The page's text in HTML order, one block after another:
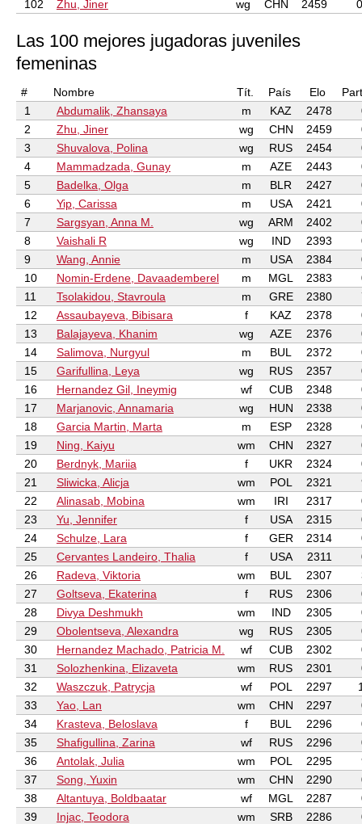
102 Zhu, Jiner wg CHN 2459 0
Las 100 mejores jugadoras juveniles
femeninas
# Nombre Tít. País Elo
1
Abdumalik, Zhansaya m KAZ 2478
2
Zhu, Jiner wg CHN 2459
3
Shuvalova, Polina wg RUS 2454
4
Mammadzada, Gunay m AZE 2443
5
Badelka, Olga m BLR 2427
6
Yip, Carissa m USA 2421
7
Sargsyan, Anna M. wg ARM 2402
8
Vaishali R wg IND 2393
9
Wang, Annie m USA 2384
10
Nomin-Erdene, Davaademberel m MGL 2383
11
Tsolakidou, Stavroula m GRE 2380
12
Assaubayeva, Bibisara f KAZ 2378
13
Balajayeva, Khanim wg AZE 2376
14
Salimova, Nurgyul m BUL 2372
15
Garifullina, Leya wg RUS 2357
16
Hernandez Gil, Ineymig wf CUB 2348
17
Marjanovic, Annamaria wg HUN 2338
18
Garcia Martin, Marta m ESP 2328
19
Ning, Kaiyu wm CHN 2327
20
Berdnyk, Mariia f UKR 2324
21
Sliwicka, Alicja wm POL 2321
22
Alinasab, Mobina wm IRI 2317
23
Yu, Jennifer f USA 2315
24
Schulze, Lara f GER 2314
25
Cervantes Landeiro, Thalia f USA 2311
26
Radeva, Viktoria wm BUL 2307
27
Goltseva, Ekaterina f RUS 2306
28
Divya Deshmukh wm IND 2305
29
Obolentseva, Alexandra wg RUS 2305
30
Hernandez Machado, Patricia M. wf CUB 2302
31
Solozhenkina, Elizaveta wm RUS 2301
32
Waszczuk, Patrycja wf POL 2297
33
Yao, Lan wm CHN 2297
34
Krasteva, Beloslava f BUL 2296
35
Shafigullina, Zarina wf RUS 2296
36
Antolak, Julia wm POL 2295
37
Song, Yuxin wm CHN 2290
38
Altantuya, Boldbaatar wf MGL 2287
39
Injac, Teodora wm SRB 2286